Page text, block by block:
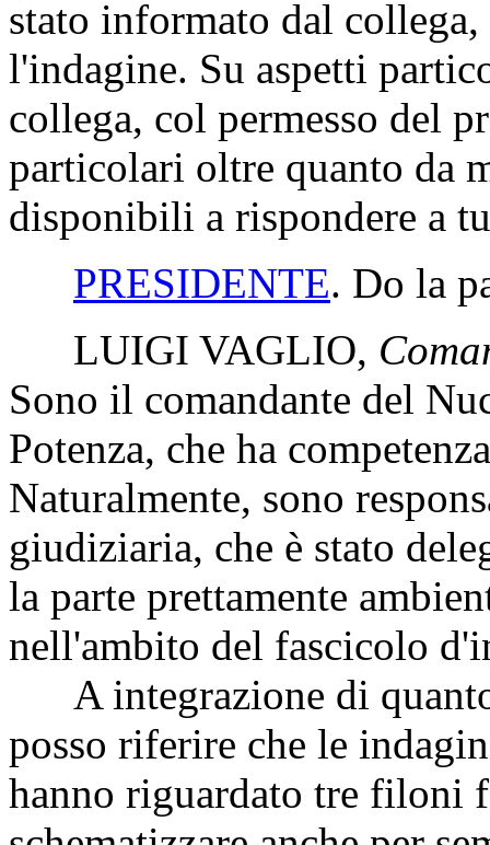
stato informato dal
l'indagine. Su aspetti
collega, col permesso del
particolari oltre quanto da
disponibili a rispondere a
PRESIDENTE. Do la
LUIGI VAGLIO,
Sono il comandante del
Potenza, che ha
Naturalmente, sono
giudiziaria, che è stato
la parte prettamente
nell'ambito del fascicolo
A integrazione di
posso riferire che le
hanno riguardato tre filoni